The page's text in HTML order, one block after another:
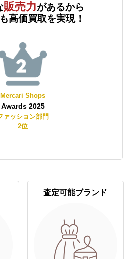
販売力があるから
高価買取を実現！
Mercari Shops
Awards 2025
ァッション部門
2位
査定可能ブランド